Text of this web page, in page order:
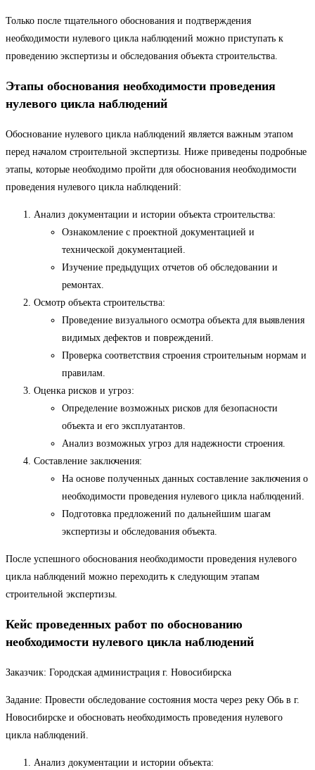
Только после тщательного обоснования и подтверждения
необходимости нулевого цикла наблюдений можно приступать к
проведению экспертизы и обследования объекта строительства.
Этапы обоснования необходимости проведения
нулевого цикла наблюдений
Обоснование нулевого цикла наблюдений является важным этапом
перед началом строительной экспертизы. Ниже приведены подробные
этапы, которые необходимо пройти для обоснования необходимости
проведения нулевого цикла наблюдений:
Анализ документации и истории объекта строительства:
Ознакомление с проектной документацией и
технической документацией.
Изучение предыдущих отчетов об обследовании и
ремонтах.
Осмотр объекта строительства:
Проведение визуального осмотра объекта для выявления
видимых дефектов и повреждений.
Проверка соответствия строения строительным нормам и
правилам.
Оценка рисков и угроз:
Определение возможных рисков для безопасности
объекта и его эксплуатантов.
Анализ возможных угроз для надежности строения.
Составление заключения:
На основе полученных данных составление заключения о
необходимости проведения нулевого цикла наблюдений.
Подготовка предложений по дальнейшим шагам
экспертизы и обследования объекта.
После успешного обоснования необходимости проведения нулевого
цикла наблюдений можно переходить к следующим этапам
строительной экспертизы.
Кейс проведенных работ по обоснованию
необходимости нулевого цикла наблюдений
Заказчик: Городская администрация г. Новосибирска
Задание: Провести обследование состояния моста через реку Обь в г.
Новосибирске и обосновать необходимость проведения нулевого
цикла наблюдений.
Анализ документации и истории объекта: